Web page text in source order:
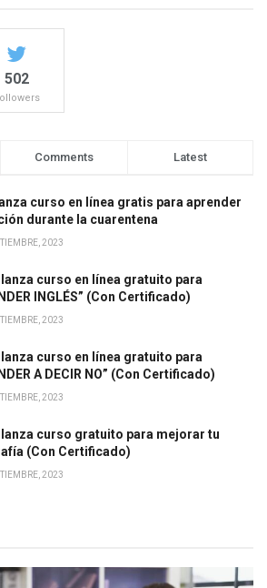
502
Comments Latest
curso en línea gratis para aprender
durante la cuarentena
2023
lanza curso en línea gratuito para
INGLÉS” (Con Certificado)
2023
lanza curso en línea gratuito para
A DECIR NO” (Con Certificado)
2023
lanza curso gratuito para mejorar tu
(Con Certificado)
2023